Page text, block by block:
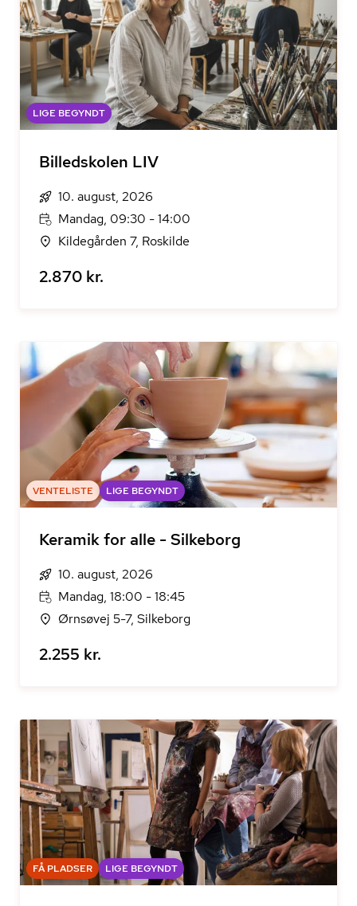
LIGE BEGYNDT
Billedskolen LIV
10. august, 2026
Mandag, 09:30 - 14:00
Kildegården 7, Roskilde
2.870 kr.
VENTELISTE LIGE BEGYNDT
Keramik for alle - Silkeborg
10. august, 2026
Mandag, 18:00 - 18:45
Ørnsøvej 5-7, Silkeborg
2.255 kr.
FÅ PLADSER LIGE BEGYNDT